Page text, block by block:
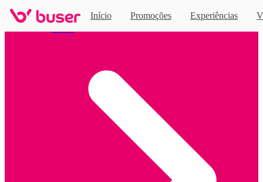
Início Promoções Experiências